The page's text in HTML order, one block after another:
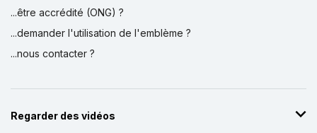
...être accrédité (ONG) ?
...demander l'utilisation de l'emblème ?
...nous contacter ?
Regarder des vidéos